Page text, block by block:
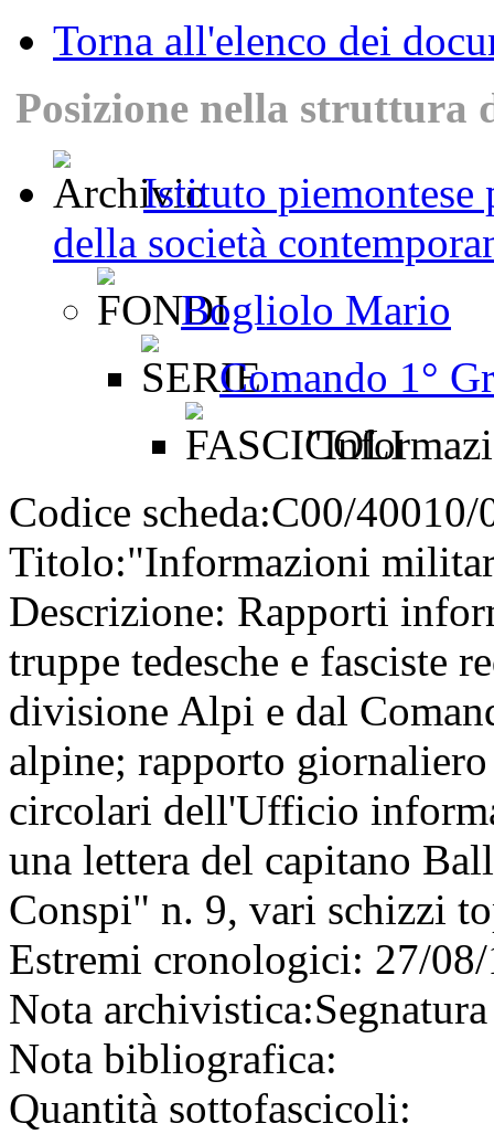
Torna all'elenco dei
Posizione nella struttura
Istituto piemontese
della società
Bogliolo Mario
Comando 1°
Codice scheda:C00/40010/
Titolo:"Informazioni
Descrizione: Rapporti
truppe tedesche e fasciste
divisione Alpi e dal
alpine; rapporto
circolari dell'Ufficio
una lettera del capitano
Conspi" n. 9, vari schizzi
Estremi cronologici: 27/
Nota archivistica:
Nota bibliografica:
Quantità sottofascicoli: